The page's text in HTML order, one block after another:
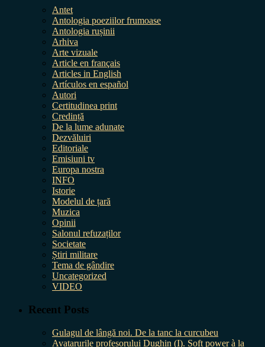
Antet
Antologia poeziilor frumoase
Antologia rușinii
Arhiva
Arte vizuale
Article en français
Articles in English
Artículos en español
Autori
Certitudinea print
Credință
De la lume adunate
Dezvăluiri
Editoriale
Emisiuni tv
Europa nostra
INFO
Istorie
Modelul de țară
Muzica
Opinii
Salonul refuzaților
Societate
Știri militare
Tema de gândire
Uncategorized
VIDEO
Recent Posts
Gulagul de lângă noi. De la tanc la curcubeu
Avatarurile profesorului Dughin (I). Soft power à la